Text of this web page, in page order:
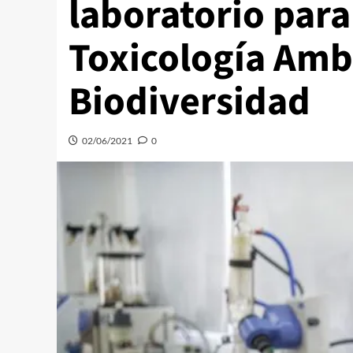
laboratorio
Toxicología
Biodiversidad
02/06/2021 0